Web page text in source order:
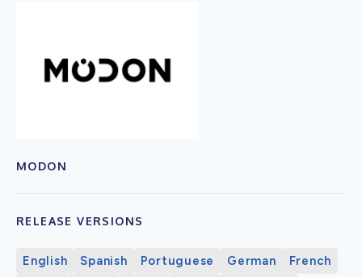
MODON
RELEASE VERSIONS
English Spanish Portuguese German
French